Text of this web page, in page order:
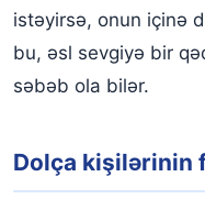
istəyirsə, onun içinə
bu, əsl sevgiyə bir
səbəb ola bilər.
Dolça kişilərinin